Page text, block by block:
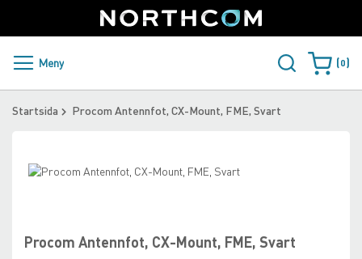
to
Content
Sweden
PRODUKTER OCH LÖSNINGAR
ÅTERFÖRSÄLJARE
Meny Varukorgen
0
Startsida Procom Antennfot, CX-Mount, FME, Svart
Procom Antennfot, CX-Mount, FME, Svart
Skip
of
the
beginning
of